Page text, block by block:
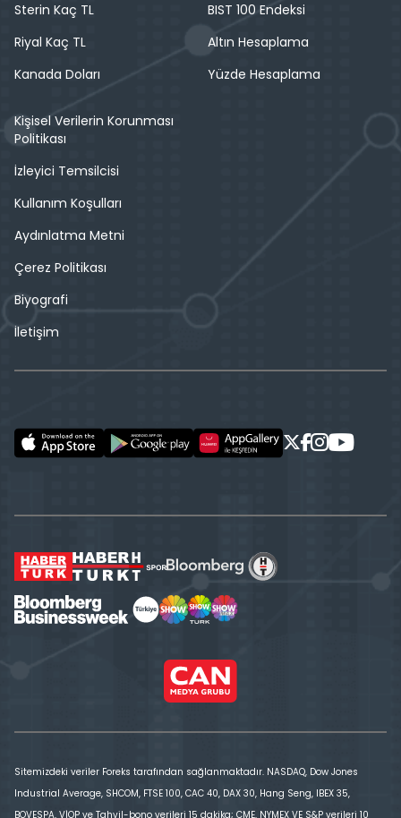
Sterin Kaç TL
Riyal Kaç TL
Kanada Doları
BIST 100 Endeksi
Altın Hesaplama
Yüzde Hesaplama
Kişisel Verilerin Korunması
Politikası
İzleyici Temsilcisi
Kullanım Koşulları
Aydınlatma Metni
Çerez Politikası
Biyografi
İletişim
Sitemizdeki veriler Foreks tarafından sağlanmaktadır. NASDAQ, Dow Jones
Industrial Average, SHCOM, FTSE 100, CAC 40, DAX 30, Hang Seng, IBEX 35,
BOVESPA, VİOP ve Tahvil-bono verileri 15 dakika; CME, NYMEX VE S&P verileri 10